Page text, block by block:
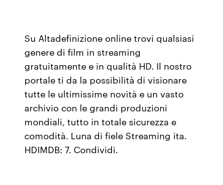
Su Altadefinizione online trovi qualsiasi
genere di film in streaming
gratuitamente e in qualità HD. Il nostro
portale ti da la possibilità di visionare
tutte le ultimissime novità e un vasto
archivio con le grandi produzioni
mondiali, tutto in totale sicurezza e
comodità. Luna di fiele Streaming ita.
HDIMDB: 7. Condividi.